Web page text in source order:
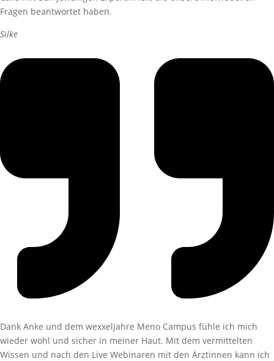
Fragen beantwortet haben.
Silke
Dank Anke und dem wexxeljahre Meno Campus fühle ich mich
wieder wohl und sicher in meiner Haut. Mit dem vermittelten
Wissen und nach den Live Webinaren mit den Ärztinnen kann ich